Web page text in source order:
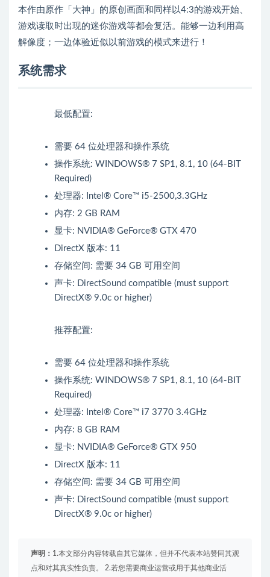
本作由原作「大神」的原创画面和同样以4:3的游戏开始、
游戏读取时出现的迷你游戏等都会复活。能够一边利用高
解像度；一边体验近似以前游戏的模式来进行！
系统需求
最低配置:
需要 64 位处理器和操作系统
操作系统: WINDOWS® 7 SP1, 8.1, 10 (64-BIT
Required)
处理器: Intel® Core™ i5-2500,3.3GHz
内存: 2 GB RAM
显卡: NVIDIA® GeForce® GTX 470
DirectX 版本: 11
存储空间: 需要 34 GB 可用空间
声卡: DirectSound compatible (must support
DirectX® 9.0c or higher)
推荐配置:
需要 64 位处理器和操作系统
操作系统: WINDOWS® 7 SP1, 8.1, 10 (64-BIT
Required)
处理器: Intel® Core™ i7 3770 3.4GHz
内存: 8 GB RAM
显卡: NVIDIA® GeForce® GTX 950
DirectX 版本: 11
存储空间: 需要 34 GB 可用空间
声卡: DirectSound compatible (must support
DirectX® 9.0c or higher)
声明： 1.本文部分内容转载自其它媒体，但并不代表本站赞同其观
点和对其真实性负责。 2.若您需要商业运营或用于其他商业活